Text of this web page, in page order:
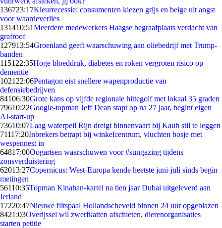
136723:17Kleurrecessie: consumenten kiezen grijs en beige uit angst
voor waardeverlies
131410:51Meerdere medewerkers Haagse begraafplaats verdacht van
grafroof
127913:54Groenland geeft waarschuwing aan oliebedrijf met Trump-
banden
1151 22:35Hoge bloeddruk, diabetes en roken vergroten risico op
dementie
1021 22:06Pentagon eist snellere wapenproductie van
defensiebedrijven
84106:30Grote kans op vijfde regionale hittegolf met lokaal 35 graden
79610:22Google-topman Jeff Dean stapt op na 27 jaar, begint eigen
AI-start-up
73610:07Laag waterpeil Rijn dreigt binnenvaart bij Kaub stil te leggen
71117:20Inbrekers betrapt bij winkelcentrum, vluchten bosje met
wespennest in
64817:00Oogartsen waarschuwen voor #sungazing tijdens
zonsverduistering
62013:27Copernicus: West-Europa kende heetste juni-juli sinds begin
metingen
56110:35Topman Kinahan-kartel na tien jaar Dubai uitgeleverd aan
Ierland
17220:47Nieuwe flitspaal Hollandscheveld binnen 24 uur opgeblazen
8421:03Overijssel wil zwerfkatten afschieten, dierenorganisaties
starten petitie